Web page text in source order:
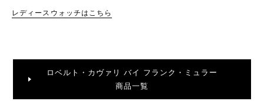
レディースウォッチはこちら
ロベルト・カヴァリ バイ フランク・ミュラー
商品一覧